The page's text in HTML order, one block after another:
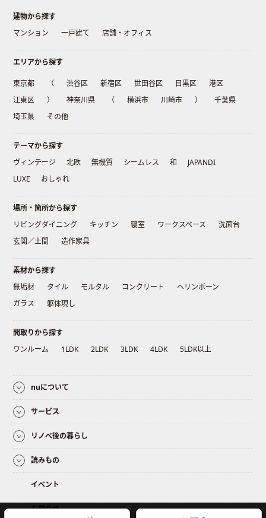
建物から探す
マンション
一戸建て 店舗・オフィス
エリアから探す
東京都 （ 渋谷区 新宿区 世田谷区 目黒区
港区
江東区
） 神奈川県 （ 横浜市 川崎市 ）
千葉県
埼玉県
その他
テーマから探す
ヴィンテージ
北欧 無機質 シームレス 和
JAPANDI
LUXE
おしゃれ
場所・箇所から探す
リビングダイニング
キッチン 寝室 ワークスペース
洗面台
玄関／土間
造作家具
素材から探す
無垢材
タイル モルタル コンクリート
ヘリンボーン
ガラス
躯体現し
間取りから探す
ワンルーム
1LDK 2LDK 3LDK 4LDK 5LDK以上
nuについて
サービス
リノベ後の暮らし
読みもの
イベント
お問合せ